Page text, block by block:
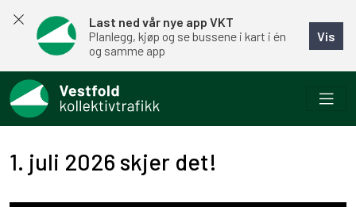
Last ned vår nye app VKT
Planlegg, kjøp og se bussene i kart i én
og samme app
Vis
1. juli 2026 skjer det!